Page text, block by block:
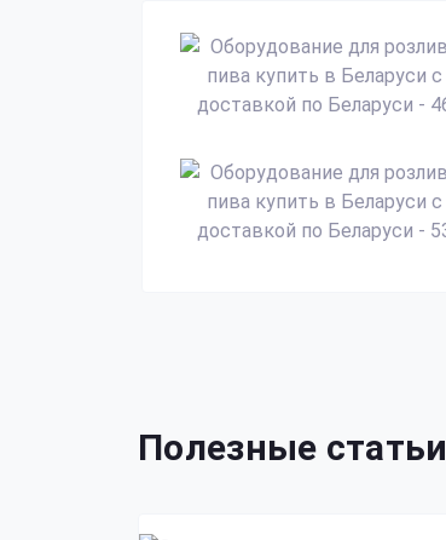
Полезные статьи